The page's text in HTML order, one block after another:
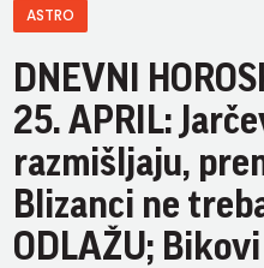
ASTRO
DNEVNI
25. APRIL:
razmišljaju,
Blizanci ne
ODLAŽU;